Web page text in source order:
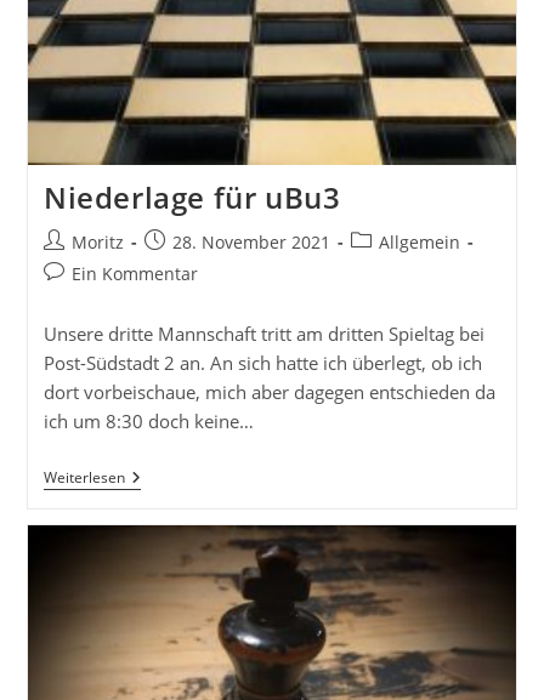
Niederlage für uBu3
Beitrags-
Autor:
Moritz
Beitrag
veröffentlicht:
28. November 2021
Beitrags-
Allgemein
Beitrags-
Ein Kommentar
Unsere dritte Mannschaft tritt am dritten Spieltag bei
Post-Südstadt 2 an. An sich hatte ich überlegt, ob ich
dort vorbeischaue, mich aber dagegen entschieden da
ich um 8:30 doch keine…
WeiterlesenNiederlage
Für